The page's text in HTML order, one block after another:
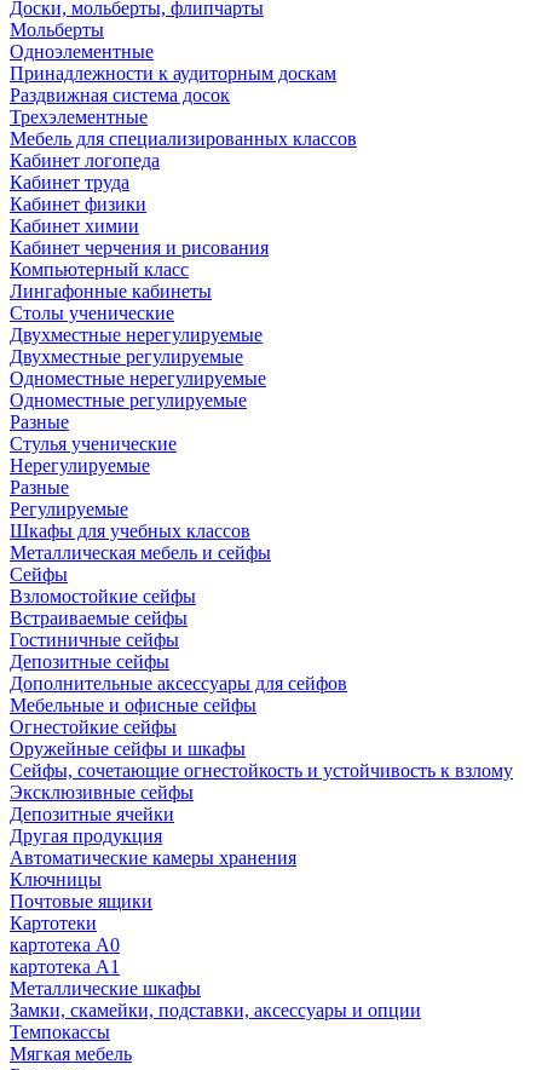
Доски, мольберты, флипчарты
Мольберты
Одноэлементные
Принадлежности к аудиторным доскам
Раздвижная система досок
Трехэлементные
Мебель для специализированных классов
Кабинет логопеда
Кабинет труда
Кабинет физики
Кабинет химии
Кабинет черчения и рисования
Компьютерный класс
Лингафонные кабинеты
Столы ученические
Двухместные нерегулируемые
Двухместные регулируемые
Одноместные нерегулируемые
Одноместные регулируемые
Разные
Стулья ученические
Нерегулируемые
Разные
Регулируемые
Шкафы для учебных классов
Металлическая мебель и сейфы
Сейфы
Взломостойкие сейфы
Встраиваемые сейфы
Гостиничные сейфы
Депозитные сейфы
Дополнительные аксессуары для сейфов
Мебельные и офисные сейфы
Огнестойкие сейфы
Оружейные сейфы и шкафы
Сейфы, сочетающие огнестойкость и устойчивость к взлому
Эксклюзивные сейфы
Депозитные ячейки
Другая продукция
Автоматические камеры хранения
Ключницы
Почтовые ящики
Картотеки
картотека А0
картотека А1
Металлические шкафы
Замки, скамейки, подставки, аксессуары и опции
Темпокассы
Мягкая мебель